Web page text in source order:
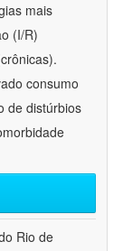
mais
(I/R)
consumo
de distúrbios
Rio de